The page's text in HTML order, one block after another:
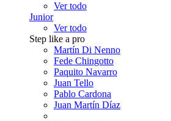
Ver todo
Junior
Ver todo
Step like a pro
Martín Di Nenno
Fede Chingotto
Paquito Navarro
Juan Tello
Pablo Cardona
Juan Martín Díaz